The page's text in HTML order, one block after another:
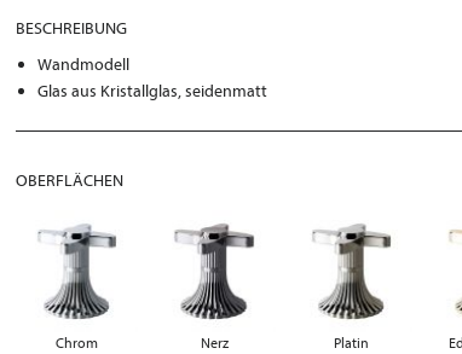
BESCHREIBUNG
Wandmodell
Glas aus Kristallglas, seidenmatt
OBERFLÄCHEN
Chrom Nerz Platin